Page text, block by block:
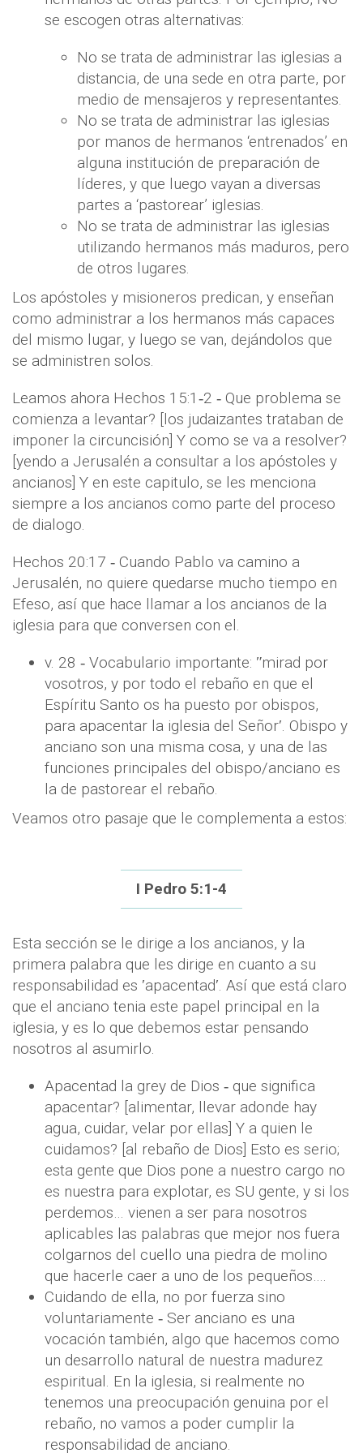
se escogen otras alternativas:
No se trata de administrar las iglesias a
distancia, de una sede en otra parte, por
medio de mensajeros y representantes.
No se trata de administrar las iglesias
por manos de hermanos ‘entrenados’ en
alguna institución de preparación de
líderes, y que luego vayan a diversas
partes a ‘pastorear’ iglesias.
No se trata de administrar las iglesias
utilizando hermanos más maduros, pero
de otros lugares.
Los apóstoles y misioneros predican, y enseñan
como administrar a los hermanos más capaces
del mismo lugar, y luego se van, dejándolos que
se administren solos.
Leamos ahora Hechos 15:1‐2 ‐ Que problema se
comienza a levantar? [los judaizantes trataban de
imponer la circuncisión] Y como se va a resolver?
[yendo a Jerusalén a consultar a los apóstoles y
ancianos] Y en este capitulo, se les menciona
siempre a los ancianos como parte del proceso
de dialogo.
Hechos 20:17 ‐ Cuando Pablo va camino a
Jerusalén, no quiere quedarse mucho tiempo en
Efeso, así que hace llamar a los ancianos de la
iglesia para que conversen con el.
v. 28 ‐ Vocabulario importante: ʺmirad por
vosotros, y por todo el rebaño en que el
Espíritu Santo os ha puesto por obispos,
para apacentar la iglesia del Señorʹ. Obispo y
anciano son una misma cosa, y una de las
funciones principales del obispo/anciano es
la de pastorear el rebaño.
Veamos otro pasaje que le complementa a estos:
I Pedro 5:1-4
Esta sección se le dirige a los ancianos, y la
primera palabra que les dirige en cuanto a su
responsabilidad es ʹapacentadʹ. Así que está claro
que el anciano tenia este papel principal en la
iglesia, y es lo que debemos estar pensando
nosotros al asumirlo.
Apacentad la grey de Dios ‐ que significa
apacentar? [alimentar, llevar adonde hay
agua, cuidar, velar por ellas] Y a quien le
cuidamos? [al rebaño de Dios] Esto es serio;
esta gente que Dios pone a nuestro cargo no
es nuestra para explotar, es SU gente, y si los
perdemos… vienen a ser para nosotros
aplicables las palabras que mejor nos fuera
colgarnos del cuello una piedra de molino
que hacerle caer a uno de los pequeños….
Cuidando de ella, no por fuerza sino
voluntariamente ‐ Ser anciano es una
vocación también, algo que hacemos como
un desarrollo natural de nuestra madurez
espiritual. En la iglesia, si realmente no
tenemos una preocupación genuina por el
rebaño, no vamos a poder cumplir la
responsabilidad de anciano.